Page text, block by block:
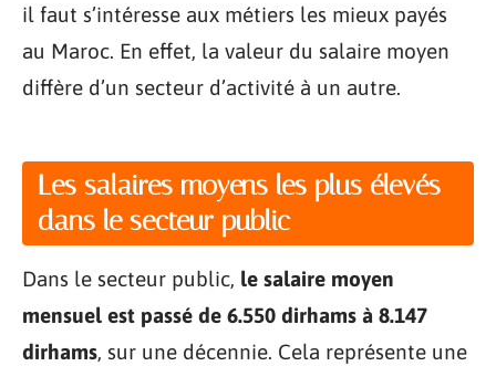
il faut s’intéresse aux métiers les mieux payés
au Maroc. En effet, la valeur du salaire moyen
diffère d’un secteur d’activité à un autre.
Les salaires moyens les plus élevés
dans le secteur public
Dans le secteur public, le salaire moyen
mensuel est passé de 6.550 dirhams à 8.147
dirhams, sur une décennie. Cela représente une